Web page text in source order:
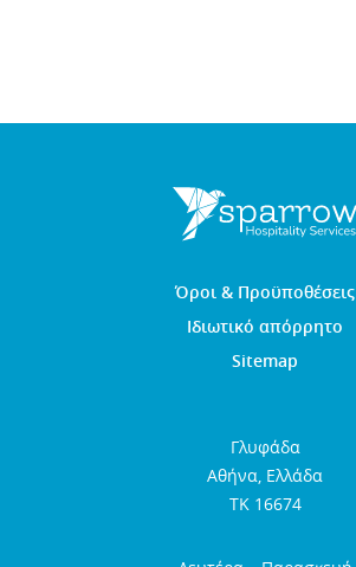
Όροι & Προϋποθέσεις
Ιδιωτικό απόρρητο
Sitemap
Γλυφάδα
Αθήνα, Ελλάδα
TK 16674